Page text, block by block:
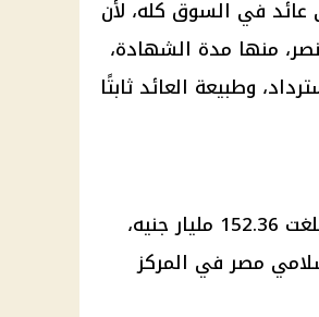
عائد في السوق كله، لأن
منها مدة الشهادة،
وطبيعة العائد ثابتًا
جاء بنك QNB مصر في المركز الثاني بأرصدة شهادات بلغت 152.36 مليار جنيه،
الإسلامي مصر في المركز